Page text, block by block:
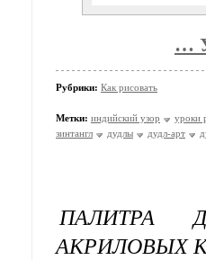
…
Рубрики: Как рисовать
Метки: индийский узор
уроки
зинтангл
дудлы дудл-арт
ПАЛИТРА
АКРИЛОВЫХ